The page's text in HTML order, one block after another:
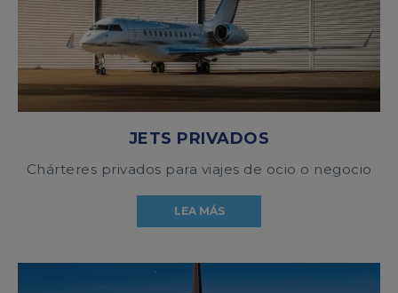
JETS PRIVADOS
Chárteres privados para viajes de ocio o negocio
LEA MÁS